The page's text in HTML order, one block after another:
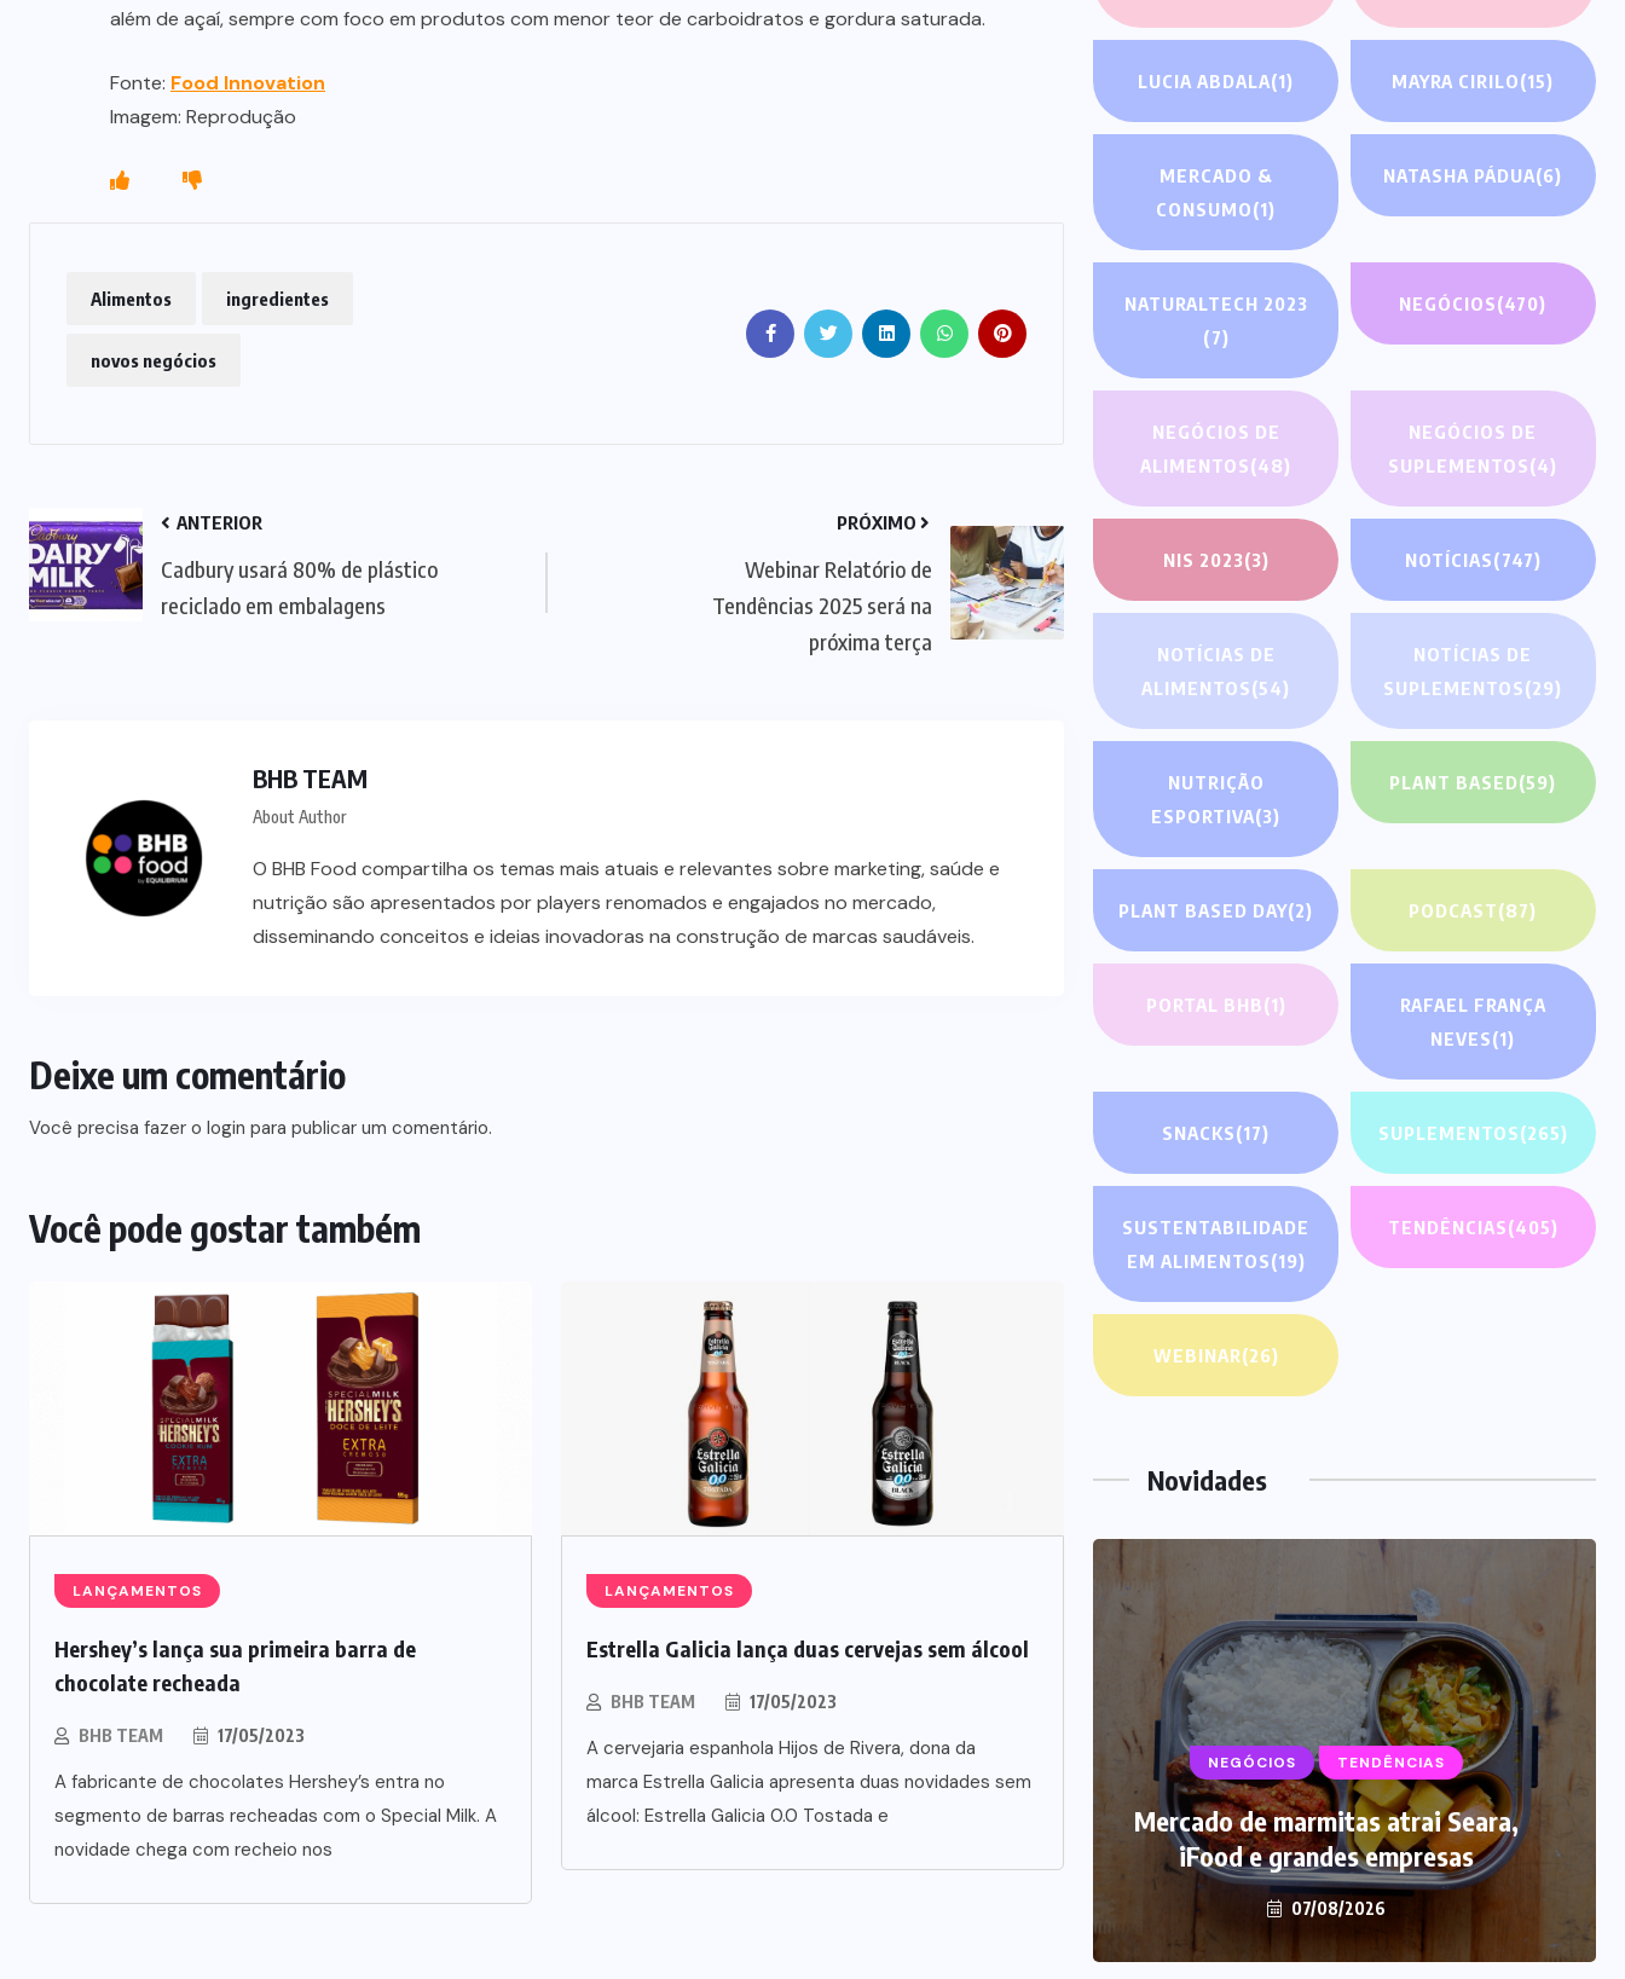
além de açaí, sempre com foco em produtos com menor teor de carboidratos e gordura saturada.
Fonte: Food Innovation
Imagem: Reprodução
Alimentos ingredientes
novos negócios
ANTERIOR
Cadbury usará 80% de plástico
reciclado em embalagens
PRÓXIMO
Webinar Relatório de
Tendências 2025 será na
próxima terça
BHB TEAM
About Author
O BHB Food compartilha os temas mais atuais e relevantes sobre marketing, saúde e
nutrição são apresentados por players renomados e engajados no mercado,
disseminando conceitos e ideias inovadoras na construção de marcas saudáveis.
Deixe um comentário
Você precisa fazer o login para publicar um comentário.
Você pode gostar também
LANÇAMENTOS
Hershey’s lança sua primeira barra de
chocolate recheada
BHB TEAM 17/05/2023
A fabricante de chocolates Hershey’s entra no
segmento de barras recheadas com o Special Milk. A
novidade chega com recheio nos
LANÇAMENTOS
Estrella Galicia lança duas cervejas sem álcool
BHB TEAM 17/05/2023
A cervejaria espanhola Hijos de Rivera, dona da
marca Estrella Galicia apresenta duas novidades sem
álcool: Estrella Galicia 0.0 Tostada e
LUCIA ABDALA(1) MAYRA CIRILO(15)
MERCADO &
CONSUMO(1)
NATASHA PÁDUA(6)
NATURALTECH 2023
(7)
NEGÓCIOS(470)
NEGÓCIOS DE
ALIMENTOS(48)
NEGÓCIOS DE
SUPLEMENTOS(4)
NIS 2023(3) NOTÍCIAS(747)
NOTÍCIAS DE
ALIMENTOS(54)
NOTÍCIAS DE
SUPLEMENTOS(29)
NUTRIÇÃO
ESPORTIVA(3)
PLANT BASED(59)
PLANT BASED DAY(2) PODCAST(87)
PORTAL BHB(1)
RAFAEL FRANÇA
NEVES(1)
SNACKS(17) SUPLEMENTOS(265)
SUSTENTABILIDADE
EM ALIMENTOS(19)
TENDÊNCIAS(405)
WEBINAR(26)
Novidades
Mercado de marmitas atrai Seara,
iFood e grandes empresas
07/08/2026
SUPLEMENTOS
Caffeine Army lança campanha
NEGÓCIOS TENDÊNCIAS
Mercado de marmitas atrai Seara,
iFood e grandes empresas
07/08/2026